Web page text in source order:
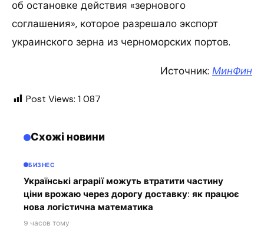
об остановке действия «зернового
соглашения», которое разрешало экспорт
украинского зерна из черноморских портов.
Источник: МинФин
Post Views: 1 087
Схожі новини
БИЗНЕС
Українські аграрії можуть втратити частину
ціни врожаю через дорогу доставку: як працює
нова логістична математика
9 часов тому